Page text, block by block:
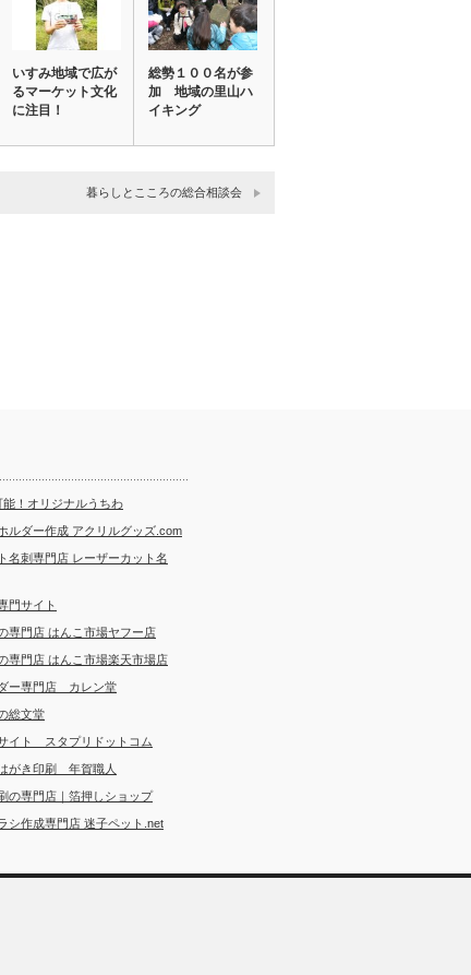
いすみ地域で広が
るマーケット文化
に注目！
総勢１００名が参
加 地域の里山ハ
イキング
暮らしとこころの総合相談会
能！オリジナルうちわ
ルダー作成 アクリルグッズ.com
名刺専門店 レーザーカット名
門サイト
専門店 はんこ市場ヤフー店
専門店 はんこ市場楽天市場店
ー専門店 カレン堂
総文堂
イト スタプリドットコム
がき印刷 年賀職人
の専門店｜箔押しショップ
シ作成専門店 迷子ペット.net